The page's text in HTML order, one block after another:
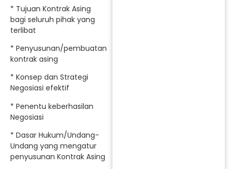
* Tujuan Kontrak Asing
bagi seluruh pihak yang
terlibat
* Penyusunan/pembuatan
kontrak asing
* Konsep dan Strategi
Negosiasi efektif
* Penentu keberhasilan
Negosiasi
* Dasar Hukum/Undang-
Undang yang mengatur
penyusunan Kontrak Asing